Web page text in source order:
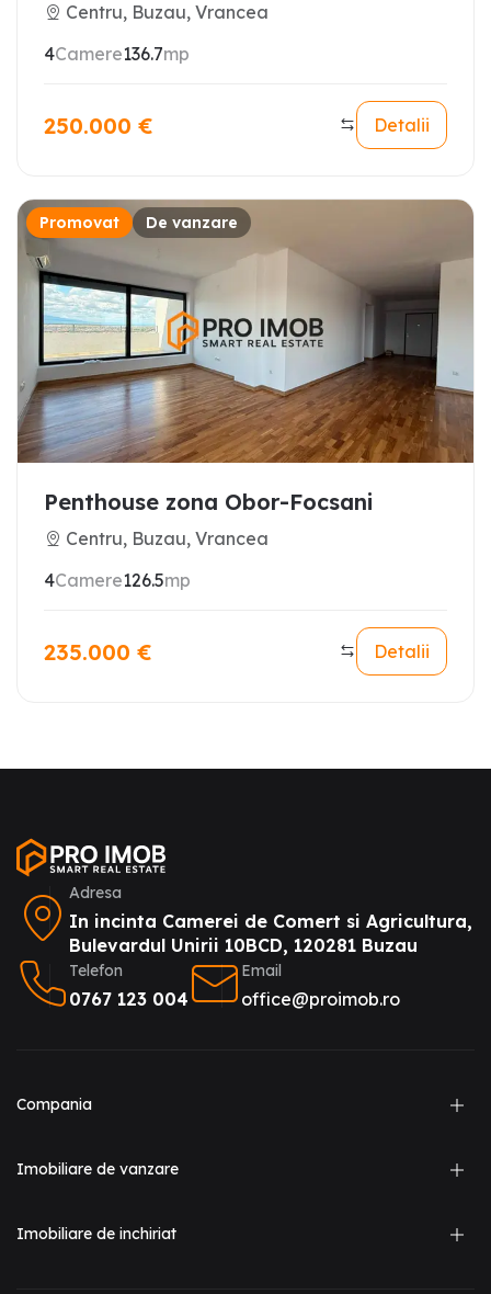
Centru, Buzau, Vrancea
4Camere136.7mp
250.000 € Detalii
Promovat De vanzare
Penthouse zona Obor-Focsani
Centru, Buzau, Vrancea
4Camere126.5mp
235.000 € Detalii
Adresa
In incinta Camerei de Comert si Agricultura,
Bulevardul Unirii 10BCD, 120281 Buzau
Telefon
0767 123 004
Email
office@proimob.ro
Compania
Imobiliare de vanzare
Imobiliare de inchiriat